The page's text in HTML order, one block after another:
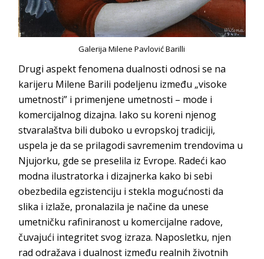
Galerija Milene Pavlović Barilli
Drugi aspekt fenomena dualnosti odnosi se na
karijeru Milene Barili podeljenu između „visoke
umetnosti” i primenjene umetnosti – mode i
komercijalnog dizajna. Iako su koreni njenog
stvaralaštva bili duboko u evropskoj tradiciji,
uspela je da se prilagodi savremenim trendovima u
Njujorku, gde se preselila iz Evrope. Radeći kao
modna ilustratorka i dizajnerka kako bi sebi
obezbedila egzistenciju i stekla mogućnosti da
slika i izlaže, pronalazila je načine da unese
umetničku rafiniranost u komercijalne radove,
čuvajući integritet svog izraza. Naposletku, njen
rad odražava i dualnost između realnih životnih